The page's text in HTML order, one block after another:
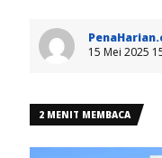
15 Mei 2025
2 MENIT MEMBACA